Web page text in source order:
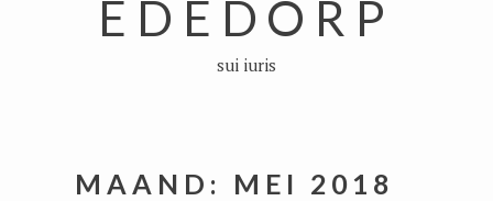
EDEDORP
sui iuris
MAAND: MEI 2018